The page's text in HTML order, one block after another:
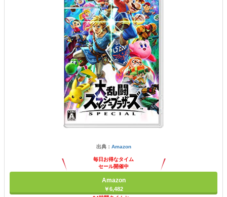
出典： Amazon
毎日お得なタイム
セール開催中
Amazon
￥6,482